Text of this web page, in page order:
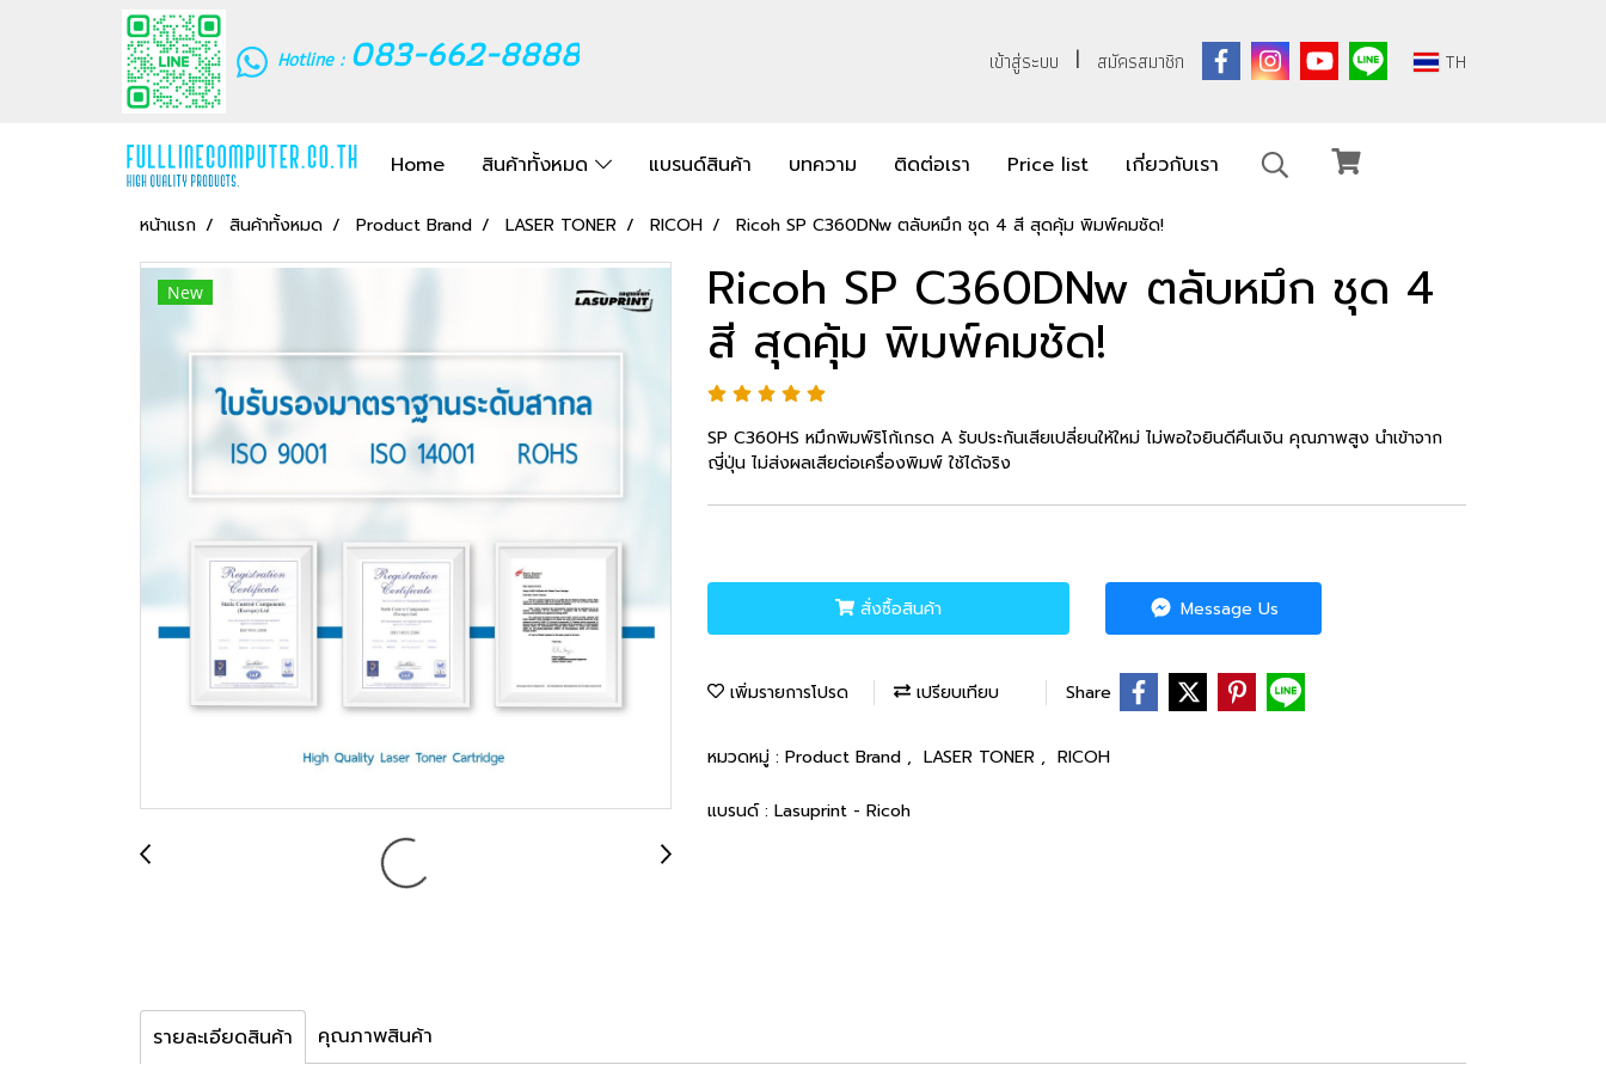
Hotline : 083-662-8888 เข้าสู่ระบบ สมัครสมาชิก TH
Home สินค้าทั้งหมด แบรนด์สินค้า บทความ ติดต่อเรา Price list เกี่ยวกับเรา
หน้าแรก สินค้าทั้งหมด Product Brand LASER TONER RICOH Ricoh SP C360DNw ตลับหมึก ชุด 4 สี สุดคุ้ม พิมพ์คมชัด!
New Ricoh SP C360DNw ตลับหมึก ชุด 4
สี สุดคุ้ม พิมพ์คมชัด!
SP C360HS หมึกพิมพ์ริโก้เกรด A รับประกันเสียเปลี่ยนให้ใหม่ ไม่พอใจยินดีคืนเงิน คุณภาพสูง นำเข้าจาก
ญี่ปุ่น ไม่ส่งผลเสียต่อเครื่องพิมพ์ ใช้ได้จริง
สั่งซื้อสินค้า Message Us
เพิ่มรายการโปรด เปรียบเทียบ Share
หมวดหมู่ : Product Brand , LASER TONER , RICOH
แบรนด์ : Lasuprint - Ricoh
รายละเอียดสินค้า คุณภาพสินค้า